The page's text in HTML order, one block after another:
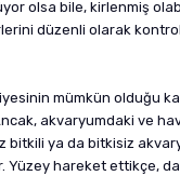
olsa bile, kirlenmiş
düzenli olarak
mümkün olduğu
akvaryumdaki ve
ya da bitkisiz
hareket ettikçe,